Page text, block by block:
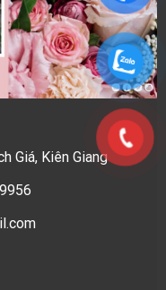
Giá, Kiên Giang